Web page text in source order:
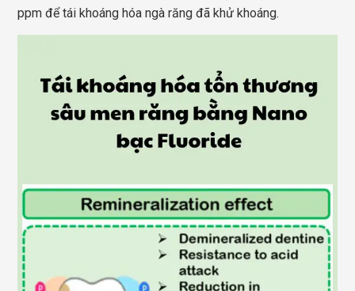
ppm để tái khoáng hóa ngà răng đã khử khoáng.